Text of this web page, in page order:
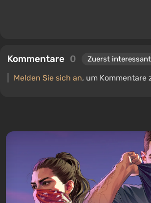
Kommentare 0
Melden Sie sich an, um Kommentare